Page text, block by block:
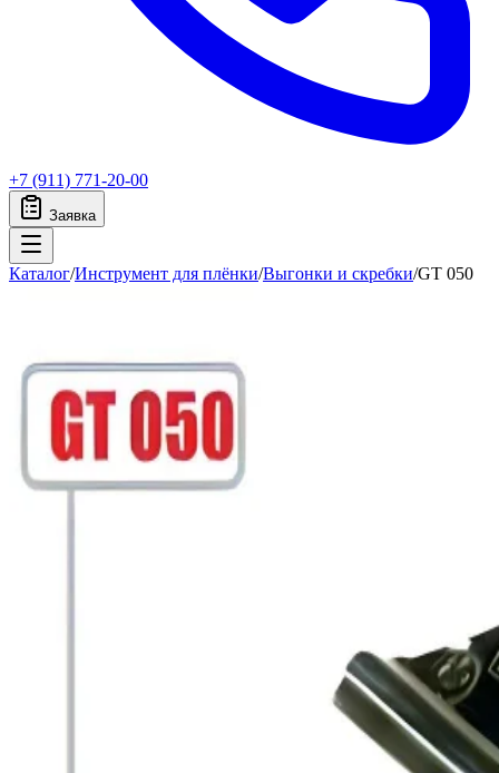
+7 (911) 771-20-00
Заявка
Каталог/Инструмент для плёнки/Выгонки и скребки/GT 050